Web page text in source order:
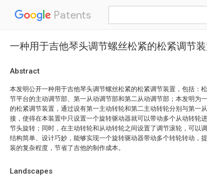
Patents
一种用于吉他琴头调节螺丝松紧的松紧调节
Abstract
本发明公开一种用于吉他琴头调节螺丝松紧的松紧调节装置，包括：
节平台的主动调节部、第一从动调节部和第二从动调节部；本发明为
的松紧调节装置，通过设有第一主动转轮和第二主动转轮分别与第一
接，使得在本装置中只设置一个旋转驱动器就可以带动多个从动转轮
节头旋转；同时，在主动转轮和从动转轮之间设置了调节滚轮，可以
结构简单、设计巧妙，能够实现一个旋转驱动器带动多个转轮转动，
装的复杂程度，节省了吉他的制作成本。
Landscapes